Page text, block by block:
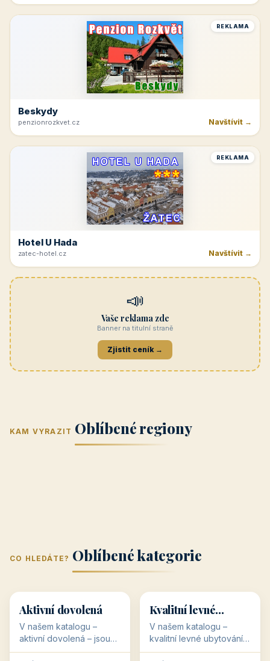
REKLAMA
Beskydy
penzionrozkvet.cz Navštívit →
REKLAMA
Hotel U Hada
zatec-hotel.cz Navštívit →
📣
Vaše reklama zde
Banner na titulní straně
Zjistit ceník →
KAM VYRAZIT Oblíbené regiony
(Jihomoravský
kraj)
kraj)
Zlínský kraj Žilinský
Karlovarský
Střední Čechy
(Středočeský
CO HLEDÁTE? Oblíbené kategorie
🥾 36 objektů
Aktivní dovolená
V našem katalogu –
aktivní dovolená – jsou
pro Vás připraveny
💰
💰
34 objektů
Kvalitní levné
ubytování
V našem katalogu –
kvalitní levné ubytování –
jsou pro Vás připraveny